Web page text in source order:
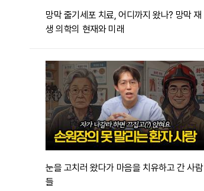
망막 줄기세포 치료, 어디까지 왔나? 망막 재
생 의학의 현재와 미래
눈을 고치러 왔다가 마음을 치유하고 간 사람
들